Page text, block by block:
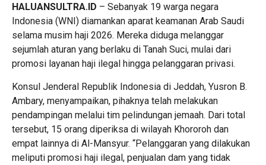
HALUANSULTRA.ID – Sebanyak 19 warga negara
Indonesia (WNI) diamankan aparat keamanan Arab Saudi
selama musim haji 2026. Mereka diduga melanggar
sejumlah aturan yang berlaku di Tanah Suci, mulai dari
promosi layanan haji ilegal hingga pelanggaran privasi.
Konsul Jenderal Republik Indonesia di Jeddah, Yusron B.
Ambary, menyampaikan, pihaknya telah melakukan
pendampingan melalui tim pelindungan jemaah. Dari total
tersebut, 15 orang diperiksa di wilayah Khororoh dan
empat lainnya di Al-Mansyur. “Pelanggaran yang dilakukan
meliputi promosi haji ilegal, penjualan dam yang tidak